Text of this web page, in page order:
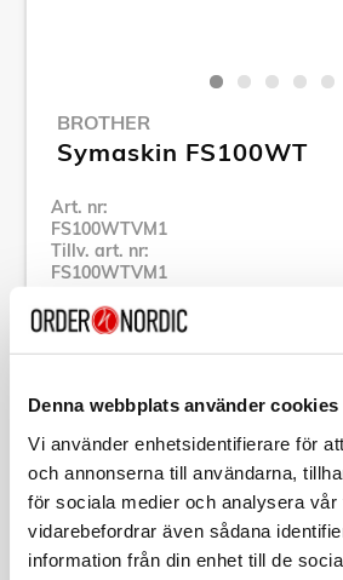
Denna webbplats använder cookies
Vi använder enhetsidentifierare för
och annonserna till användarna,
för sociala medier och analysera vår
vidarebefordrar även sådana
information från din enhet till de
BROTHER
Symaskin FS100WT
Art. nr:
FS100WTVM1
Tillv. art. nr:
FS100WTVM1
Specifikation
Beskrivning
Art. nr:FS100WTVM1
Tillv. art. nr: